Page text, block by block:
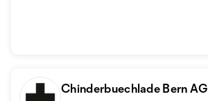
Chinderbuechlade Bern AG